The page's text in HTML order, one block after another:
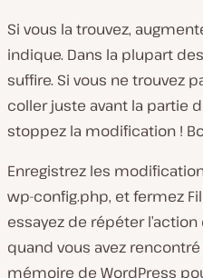
Si vous la trouvez,
indique. Dans la plupart
suffire. Si vous ne trouvez
coller juste avant la partie
stoppez la modification !
Enregistrez les
wp-config.php, et fermez
essayez de répéter
quand vous avez
mémoire de WordPress